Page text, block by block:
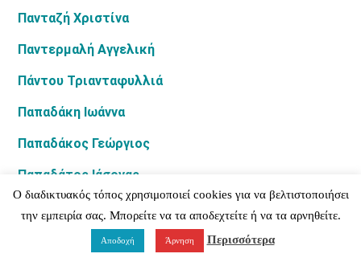
Πανταζή Χριστίνα
Παντερμαλή Αγγελική
Πάντου Τριανταφυλλιά
Παπαδάκη Ιωάννα
Παπαδάκος Γεώργιος
Παπαδάτος Ιάσονας
Παπαδοπούλου Δανάη
Παπαδοπούλου Σταματίνα
Ο διαδικτυακός τόπος χρησιμοποιεί cookies για να βελτιστοποιήσει
την εμπειρία σας. Μπορείτε να τα αποδεχτείτε ή να τα αρνηθείτε.
Αποδοχή Άρνηση Περισσότερα